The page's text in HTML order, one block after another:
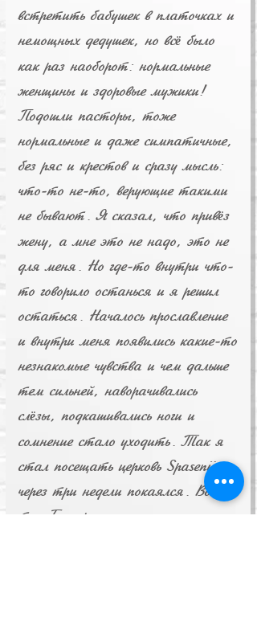
встретить бабушек в платочках и
немощных дедушек, но всё было
как раз наоборот: нормальные
женщины и здоровые мужики!
Подошли пасторы, тоже
нормальные и даже симпатичные,
без ряс и крестов и сразу мысль:
что-то не-то, верующие такими
не бывают. Я сказал, что привёз
жену, а мне это не надо, это не
для меня. Но где-то внутри что-
то говорило останься и я решил
остаться. Началось прославление
и внутри меня появились какие-то
незнакомые чувства и чем дальше
тем сильней, наворачивались
слёзы, подкашивались ноги и
сомнение стало уходить. Так я
стал посещать церковь Spasenije и
через три недели покаялся. Вот
так Бог пришел ко мне и я